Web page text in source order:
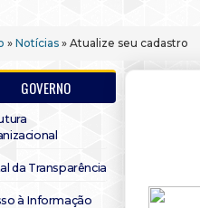
» Notícias » Atualize seu cadastro
GOVERNO
da Transparência
à Informação